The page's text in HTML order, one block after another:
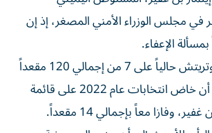
في مجلس الوزراء الأمني المصغر، إذ إن
الإعفاء.
ويسيطر حزب سموتريتش حالياً على 7 من إجمالي 120 مقعداً
في الكنيست، ⁠بعد أن خاض انتخابات عام 2022 على قائمة
وفازا معاً بإجمالي 14 مقعداً.